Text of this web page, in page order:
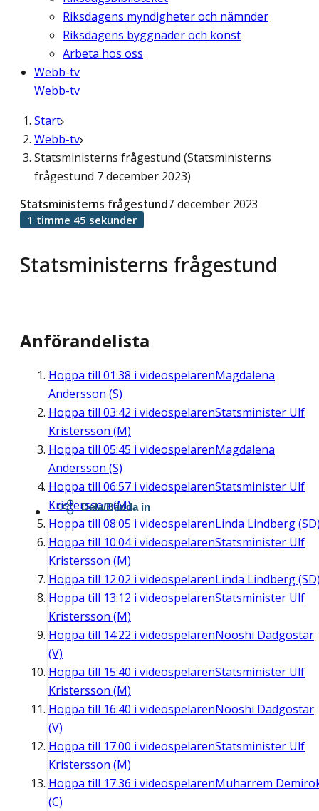
Riksdagens myndigheter och nämnder
Riksdagens byggnader och konst
Arbeta hos oss
Webb-tv
Webb-tv
Start
Webb-tv
Statsministerns frågestund (Statsministerns
frågestund 7 december 2023)
Statsministerns frågestund
Statsministerns frågestund7 december 2023
1 timme 45 sekunder
Anförandelista
Hoppa till 01:38 i videospelarenMagdalena
Andersson (S)
Hoppa till 03:42 i videospelarenStatsminister Ulf
Kristersson (M)
Hoppa till 05:45 i videospelarenMagdalena
Andersson (S)
Hoppa till 06:57 i videospelarenStatsminister Ulf
Kristersson (M)
Hoppa till 08:05 i videospelarenLinda Lindberg
Hoppa till 10:04i videospelarenStatsminister Ulf
Kristersson (M)
Hoppa till 12:02 i videospelarenLinda Lindberg
Hoppa till 13:12 i videospelarenStatsminister Ulf
Kristersson (M)
Hoppa till 14:22 i videospelarenNooshi Dadgostar
(V)
Hoppa till 15:40 i videospelarenStatsminister Ulf
Kristersson (M)
Hoppa till 16:40 i videospelarenNooshi Dadgostar
(V)
Hoppa till 17:00 i videospelarenStatsminister Ulf
Kristersson (M)
Hoppa till 17:36 i videospelarenMuharrem
(C)
Dela/Bädda in